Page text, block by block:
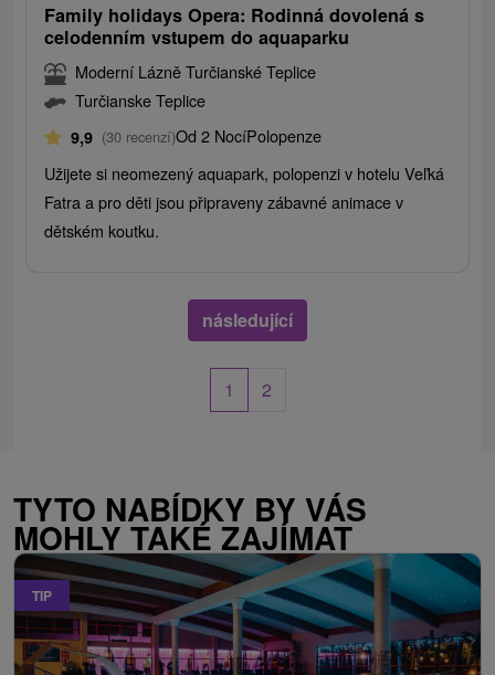
Family holidays Opera: Rodinná dovolená s
celodenním vstupem do aquaparku
Moderní Lázně Turčianské Teplice
Turčianske Teplice
9,9 (30 recenzí)Od 2 NocíPolopenze
Užijete si neomezený aquapark, polopenzi v hotelu Veľká
Fatra a pro děti jsou připraveny zábavné animace v
dětském koutku.
následující
1 2
TYTO NABÍDKY BY VÁS
MOHLY TAKÉ ZAJÍMAT
TIP